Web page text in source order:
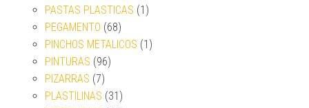
PASTAS PLASTICAS (1)
PEGAMENTO (68)
PINCHOS METALICOS (1)
PINTURAS (96)
PIZARRAS (7)
PLASTILINAS (31)